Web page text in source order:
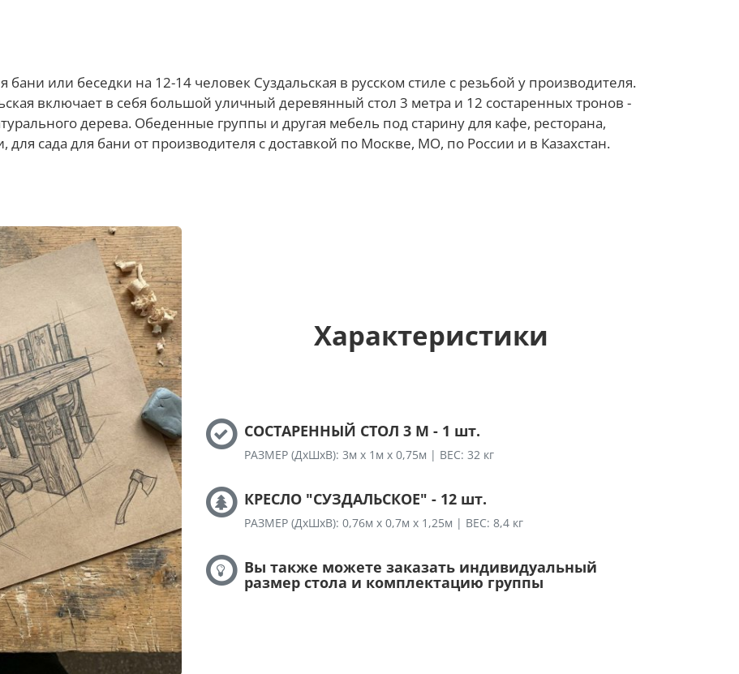
или беседки на 12-14 человек Суздальская в русском стиле с резьбой у производителя.
включает в себя большой уличный деревянный стол 3 метра и 12 состаренных тронов -
дерева. Обеденные группы и другая мебель под старину для кафе, ресторана,
для сада для бани от производителя с доставкой по Москве, МО, по России и в Казахстан.
Характеристики
СОСТАРЕННЫЙ СТОЛ 3 М - 1 шт.
РАЗМЕР (ДхШхВ): 3м х 1м х 0,75м | ВЕС: 32 кг
КРЕСЛО "СУЗДАЛЬСКОЕ" - 12 шт.
РАЗМЕР (ДхШхВ): 0,76м х 0,7м х 1,25м | ВЕС: 8,4 кг
Вы также можете заказать индивидуальный
размер стола и комплектацию группы